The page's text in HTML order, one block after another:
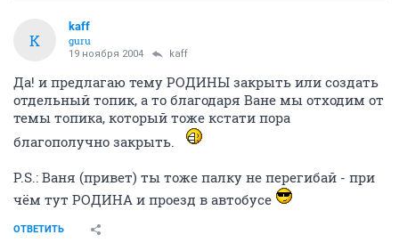
K
kaff
guru
19 ноября 2004 kaff
Да! и предлагаю тему РОДИНЫ закрыть или создать
отдельный топик, а то благодаря Ване мы отходим от
темы топика, который тоже кстати пора
благополучно закрыть.
P.S.: Ваня (привет) ты тоже палку не перегибай - при
чём тут РОДИНА и проезд в автобусе
ОТВЕТИТЬ